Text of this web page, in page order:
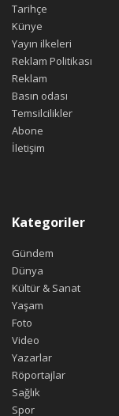
Tarihçe
Künye
Yayın ilkeleri
Reklam Politikası
Reklam
Basın odası
Temsilcilikler
Abone
İletişim
Kategoriler
Gündem
Dünya
Kültür & Sanat
Yaşam
Foto
Video
Yazarlar
Röportajlar
Sağlık
Spor